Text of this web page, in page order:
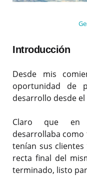
Introducción
Desde mis
oportunidad de
desarrollo desde
Claro que en
desarrollaba como
tenían sus
recta final del
terminado, listo